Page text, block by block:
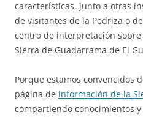
características, junto a otras
de visitantes de la Pedriza o
centro de interpretación
Sierra de Guadarrama de El
Porque estamos convencidos
página de información de la
compartiendo conocimientos